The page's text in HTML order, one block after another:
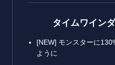
タイムワイン
[NEW] モンスターに
ように